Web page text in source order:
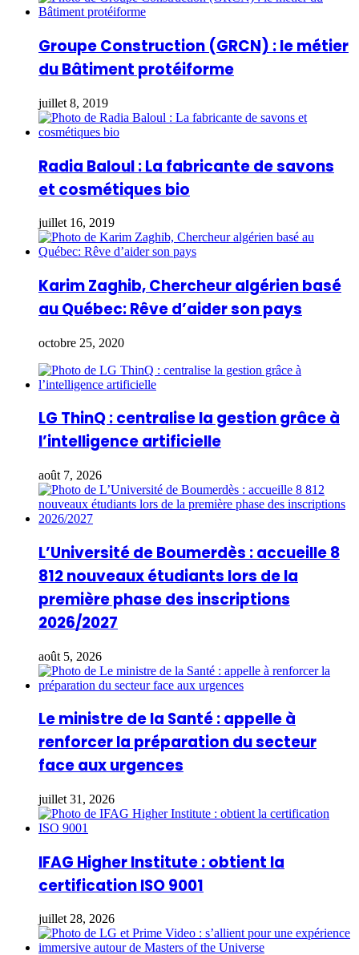
Groupe Construction (GRCN) : le métier
du Bâtiment protéiforme
juillet 8, 2019
Radia Baloul : La fabricante de savons
et cosmétiques bio
juillet 16, 2019
Karim Zaghib, Chercheur algérien basé
au Québec: Rêve d’aider son pays
octobre 25, 2020
LG ThinQ : centralise la gestion grâce à
l’intelligence artificielle
août 7, 2026
L’Université de Boumerdès : accueille 8
812 nouveaux étudiants lors de la
première phase des inscriptions
2026/2027
août 5, 2026
Le ministre de la Santé : appelle à
renforcer la préparation du secteur
face aux urgences
juillet 31, 2026
IFAG Higher Institute : obtient la
certification ISO 9001
juillet 28, 2026